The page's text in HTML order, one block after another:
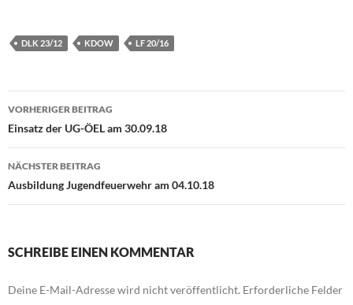
DLK 23/12 KDOW LF 20/16
Beitragsnavigation
VORHERIGER BEITRAG
Einsatz der UG-ÖEL am 30.09.18
NÄCHSTER BEITRAG
Ausbildung Jugendfeuerwehr am 04.10.18
SCHREIBE EINEN KOMMENTAR
Deine E-Mail-Adresse wird nicht veröffentlicht. Erforderliche Felder